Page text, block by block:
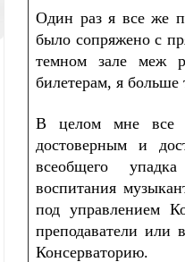
Один раз я все же
было сопряжено с
темном зале меж
билетерам, я
В целом мне все в
достоверным и
всеобщего
воспитания
под управлением
преподаватели или
Консерваторию.